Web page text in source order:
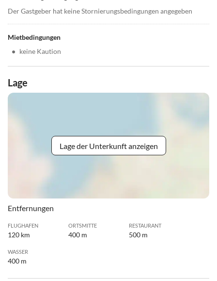
Der Gastgeber hat keine Stornierungsbedingungen angegeben
Mietbedingungen
• keine Kaution
Lage
Lage der Unterkunft anzeigen
Entfernungen
FLUGHAFEN
120 km
ORTSMITTE
400 m
RESTAURANT
500 m
WASSER
400 m